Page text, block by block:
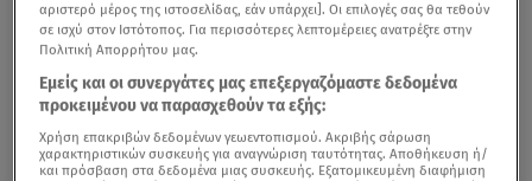
αριστερό μέρος της ιστοσελίδας, εάν υπάρχει]. Οι επιλογές σας θα τεθούν
σε ισχύ στον Ιστότοπος. Για περισσότερες λεπτομέρειες ανατρέξτε στην
Πολιτική Απορρήτου μας.
Εμείς και οι συνεργάτες μας επεξεργαζόμαστε δεδομένα
προκειμένου να παρασχεθούν τα εξής:
Χρήση επακριβών δεδομένων γεωεντοπισμού. Ακριβής σάρωση
χαρακτηριστικών συσκευής για αναγνώριση ταυτότητας. Αποθήκευση ή/
και πρόσβαση στα δεδομένα μιας συσκευής. Εξατομικευμένη διαφήμιση